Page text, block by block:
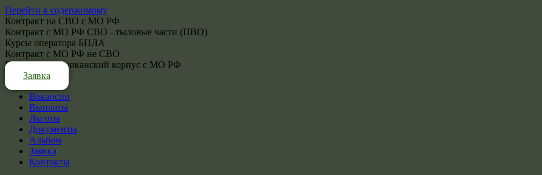
Перейти к содержимому
Контракт на СВО с МО РФ
Контракт с МО РФ СВО - тыловые части (ПВО)
Курсы оператора БПЛА
Контракт с МО РФ не СВО
Контракт - Африканский корпус с МО РФ
Заявка
Вакансии
Выплаты
Льготы
Документы
Альбом
Заявка
Контакты